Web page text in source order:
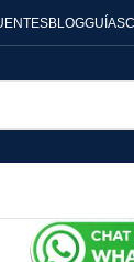
BLOGGUÍAS